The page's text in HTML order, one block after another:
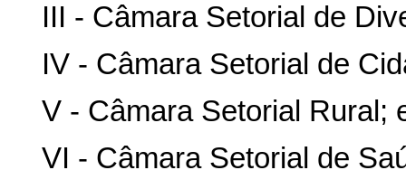
III - Câmara Setorial de
IV - Câmara Setorial de
V - Câmara Setorial Rural;
VI - Câmara Setorial de